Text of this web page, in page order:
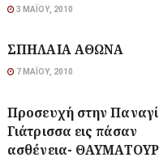
3 ΜΑΪ́ΟΥ, 2010
ΣΠΗΛΑΙΑ ΑΘΩΝΑ
7 ΜΑΪ́ΟΥ, 2010
Προσευχή στην
Γιάτρισσα εις πάσαν
ασθένεια-